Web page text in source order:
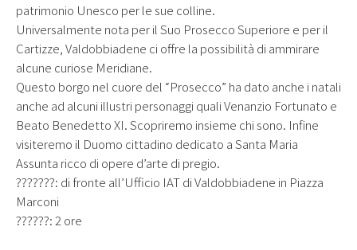
patrimonio Unesco per le sue colline.
Universalmente nota per il Suo Prosecco Superiore e per il
Cartizze, Valdobbiadene ci offre la possibilità di ammirare
alcune curiose Meridiane.
Questo borgo nel cuore del “Prosecco” ha dato anche i natali
anche ad alcuni illustri personaggi quali Venanzio Fortunato e
Beato Benedetto XI. Scopriremo insieme chi sono. Infine
visiteremo il Duomo cittadino dedicato a Santa Maria
Assunta ricco di opere d’arte di pregio.
???????: di fronte all’Ufficio IAT di Valdobbiadene in Piazza
Marconi
??????: 2 ore